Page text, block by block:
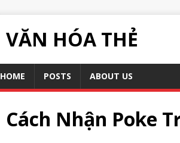
VĂN HÓA THẺ
HOME POSTS ABOUT US
Cách Nhận Poke